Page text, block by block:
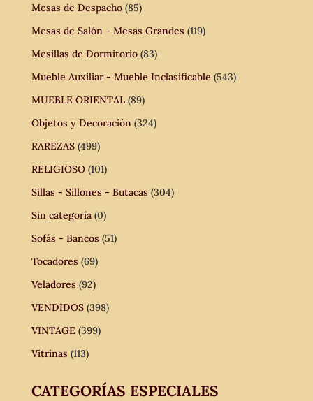
Mesas de Despacho (85)
Mesas de Salón - Mesas Grandes (119)
Mesillas de Dormitorio (83)
Mueble Auxiliar - Mueble Inclasificable (543)
MUEBLE ORIENTAL (89)
Objetos y Decoración (324)
RAREZAS (499)
RELIGIOSO (101)
Sillas - Sillones - Butacas (304)
Sin categoría (0)
Sofás - Bancos (51)
Tocadores (69)
Veladores (92)
VENDIDOS (398)
VINTAGE (399)
Vitrinas (113)
CATEGORÍAS ESPECIALES